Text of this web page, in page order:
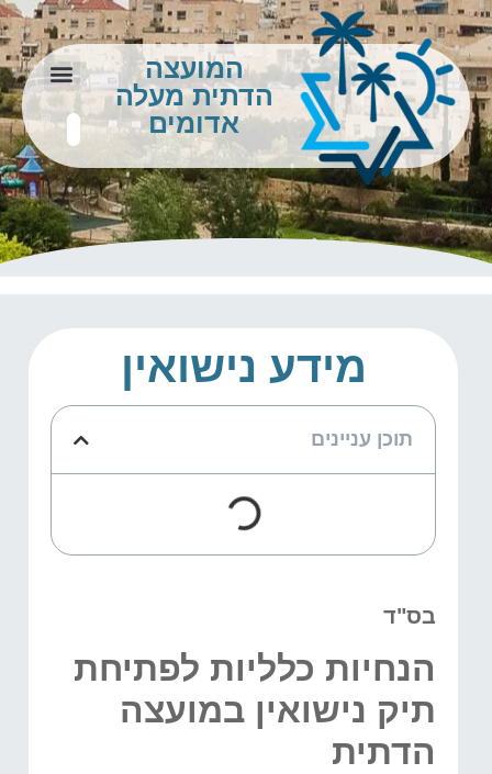
המועצה
הדתית מעלה
אדומים
מידע נישואין
תוכן עניינים
בס"ד
הנחיות כלליות לפתיחת
תיק נישואין במועצה
הדתית